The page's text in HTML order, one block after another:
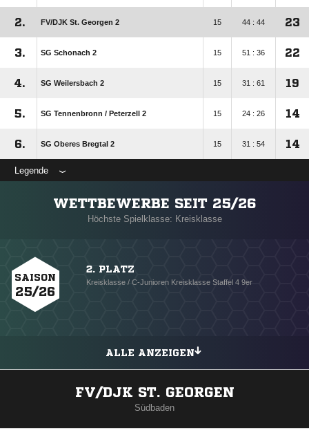
2. FV/​DJK St. Georgen 2 15 44 : 44 23
3. SG Schonach 2 15 51 : 36 22
4. SG Weilersbach 2 15 31 : 61 19
5. SG Tennenbronn /​ Peterzell 2 15 24 : 26 14
6. SG Oberes Bregtal 2 15 31 : 54 14
Legende
WETTBEWERBE SEIT 25/26
Höchste Spielklasse: Kreisklasse
SAISON
25/26
2. PLATZ
Kreisklasse / C-Junioren Kreisklasse Staffel 4 9er
ALLE ANZEIGEN
FV/DJK ST. GEORGEN
Südbaden